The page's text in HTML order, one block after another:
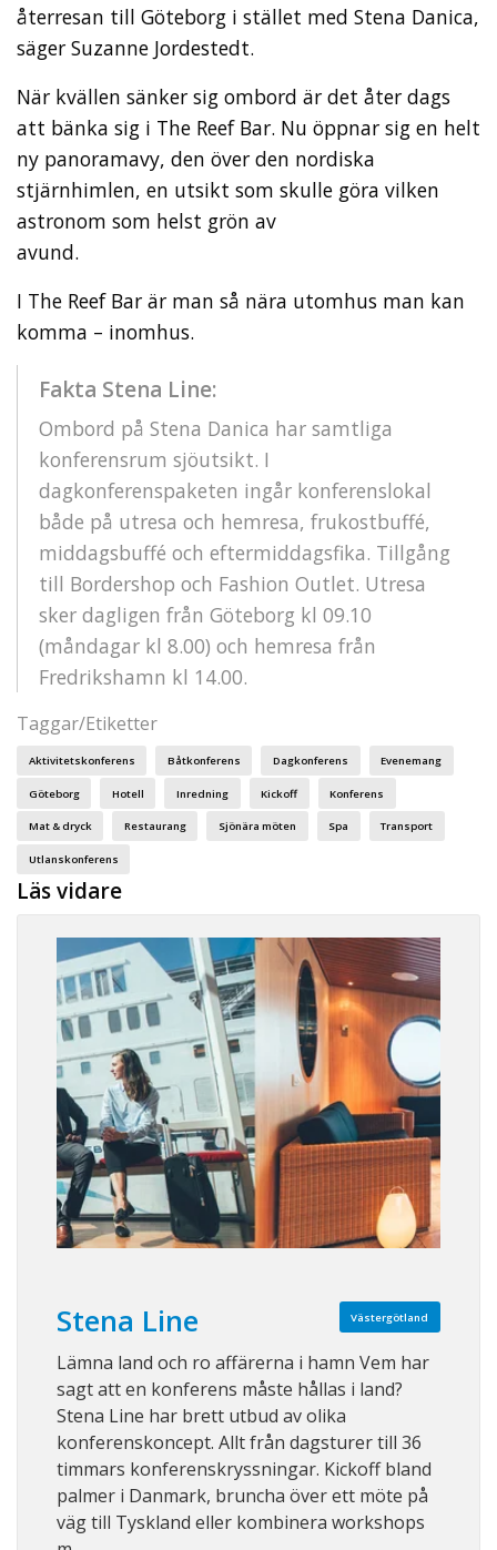
återresan till Göteborg i stället med Stena Danica,
säger Suzanne Jordestedt.
När kvällen sänker sig ombord är det åter dags
att bänka sig i The Reef Bar. Nu öppnar sig en helt
ny panoramavy, den över den nordiska
stjärnhimlen, en utsikt som skulle göra vilken
astronom som helst grön av
avund.
I The Reef Bar är man så nära utomhus man kan
komma – inomhus.
Fakta Stena Line:
Ombord på Stena Danica har samtliga
konferensrum sjöutsikt. I
dagkonferenspaketen ingår konferenslokal
både på utresa och hemresa, frukostbuffé,
middagsbuffé och eftermiddagsfika. Tillgång
till Bordershop och Fashion Outlet. Utresa
sker dagligen från Göteborg kl 09.10
(måndagar kl 8.00) och hemresa från
Fredrikshamn kl 14.00.
Taggar/Etiketter
Aktivitetskonferens Båtkonferens Dagkonferens Evenemang
Göteborg Hotell Inredning Kickoff Konferens
Mat & dryck Restaurang Sjönära möten Spa Transport
Utlanskonferens
Läs vidare
Västergötland
Stena Line
Lämna land och ro affärerna i hamn Vem har
sagt att en konferens måste hållas i land?
Stena Line har brett utbud av olika
konferenskoncept. Allt från dagsturer till 36
timmars konferenskryssningar. Kickoff bland
palmer i Danmark, bruncha över ett möte på
väg till Tyskland eller kombinera workshops